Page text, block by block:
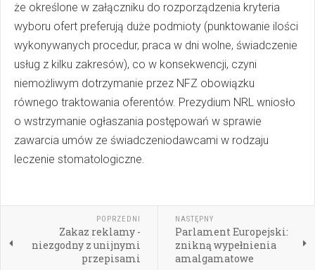
że określone w załączniku do rozporządzenia kryteria
wyboru ofert preferują duże podmioty (punktowanie ilości
wykonywanych procedur, praca w dni wolne, świadczenie
usług z kilku zakresów), co w konsekwencji, czyni
niemożliwym dotrzymanie przez NFZ obowiązku
równego traktowania oferentów. Prezydium NRL wniosło
o wstrzymanie ogłaszania postępowań w sprawie
zawarcia umów ze świadczeniodawcami w rodzaju
leczenie stomatologiczne.
POPRZEDNI
Zakaz reklamy -
niezgodny z unijnymi
przepisami
NASTĘPNY
Parlament Europejski:
znikną wypełnienia
amalgamatowe